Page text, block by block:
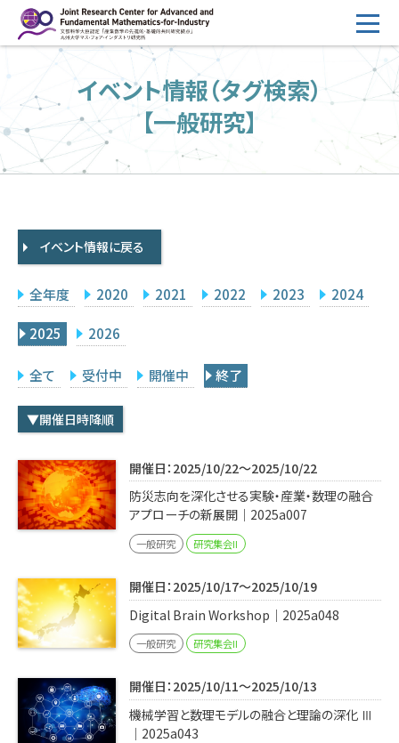
ン
へ
ス
キ
HOME
概要
運営
2026年度公募
採択研究・報告書一覧
イベント情報
会場設備
研究代表者専用 委員専用
学内専用
Q&A
アクセス・お問合せ
メルマガ
イベント情報（タグ検索）
【一般研究】
イベント情報に戻る
全年度 2020 2021 2022 2023 2024
2025 2026
全て 受付中 開催中 終了
▼開催日時降順
開催日：2025/10/22～2025/10/22
防災志向を深化させる実験・産業・数理の融合
アプローチの新展開｜2025a007
一般研究 研究集会II
開催日：2025/10/17～2025/10/19
Digital Brain Workshop｜2025a048
一般研究 研究集会II
開催日：2025/10/11～2025/10/13
機械学習と数理モデルの融合と理論の深化 Ⅲ
｜2025a043